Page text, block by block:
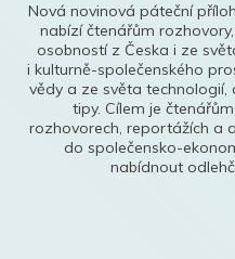
Nová novinová páteční
nabízí čtenářům
osobností z Česka i ze
i kulturně-společenského
vědy a ze světa
tipy. Cílem je
rozhovorech, reportážích a
do společensko-
nabídnout